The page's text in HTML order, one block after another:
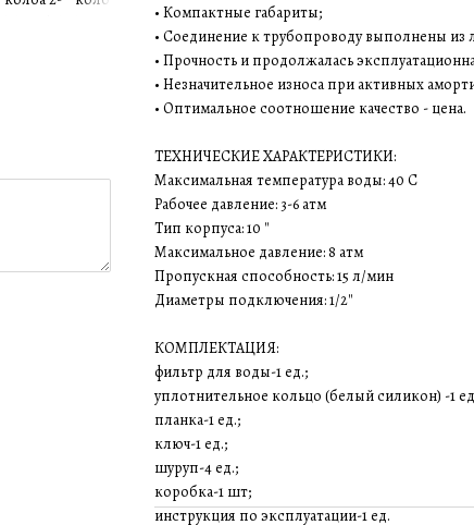
• Компактные габариты;
• Соединение к трубопроводу выполнены из
• Прочность и продолжалась
• Незначительное износа при активных
• Оптимальное соотношение качество - цена.
ТЕХНИЧЕСКИЕ ХАРАКТЕРИСТИКИ:
Максимальная температура воды: 40 С
Рабочее давление: 3-6 атм
Тип корпуса: 10 ″
Максимальное давление: 8 атм
Пропускная способность: 15 л/мин
Диаметры подключения: 1/2″
КОМПЛЕКТАЦИЯ:
фильтр для воды-1 ед.;
уплотнительное кольцо (белый силикон) -1
планка-1 ед.;
ключ-1 ед.;
шуруп-4 ед.;
коробка-1 шт;
инструкция по эксплуатации-1 ед.